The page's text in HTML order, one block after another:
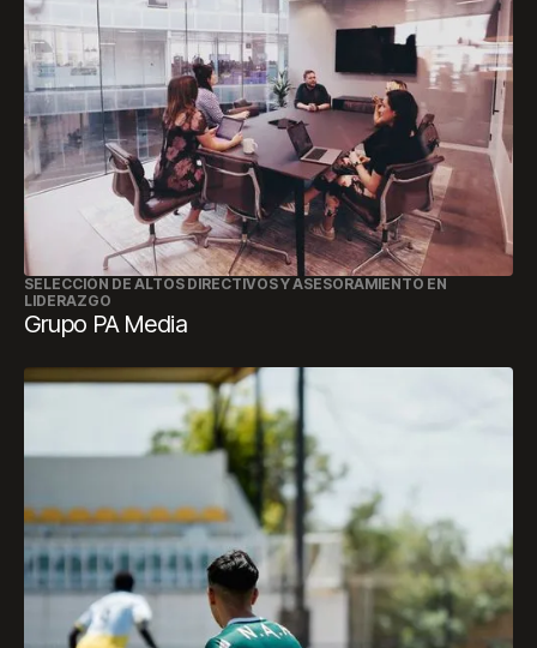
SELECCIÓN DE ALTOS DIRECTIVOS Y ASESORAMIENTO EN
LIDERAZGO
Grupo PA Media